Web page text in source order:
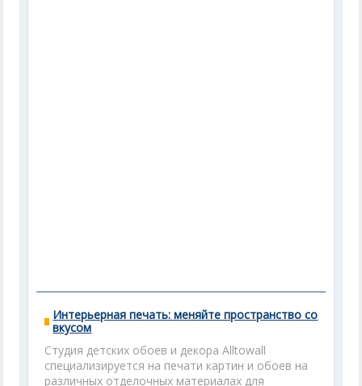
Интерьерная печать: меняйте пространство со
вкусом
Студия детских обоев и декора Alltowall
специализируется на печати картин и обоев на
различных отделочных материалах для